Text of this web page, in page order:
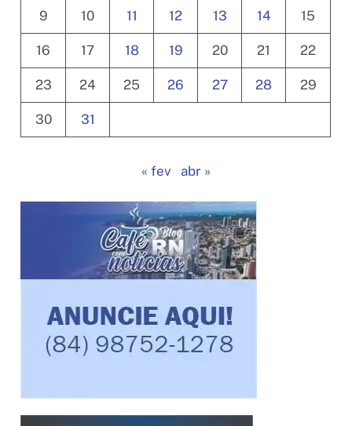
9 10 11 12 13 14 15
16 17 18 19 20 21 22
23 24 25 26 27 28 29
30 31
« fev abr »